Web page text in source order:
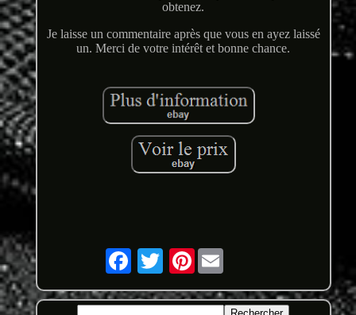
obtenez.
Je laisse un commentaire après que vous en ayez laissé
un. Merci de votre intérêt et bonne chance.
Pinterest